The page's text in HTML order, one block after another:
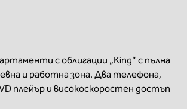
с облигации „King“ с пълна
и работна зона. Два телефона,
плейър и високоскоростен достъп